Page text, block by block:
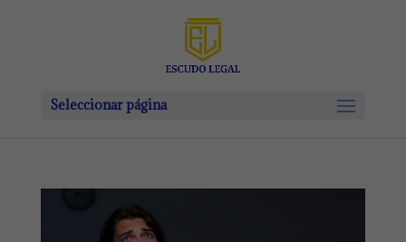
Seleccionar página